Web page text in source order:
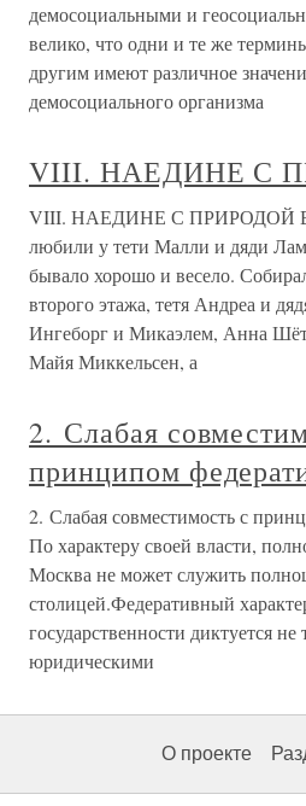
демосоциальными и
велико, что одни и те же
другим имеют различное
демосоциального организма
VIII. НАЕДИНЕ С
VIII. НАЕДИНЕ С ПРИРОДОЙ
любили у тети Малли и дяди
бывало хорошо и весело.
второго этажа, тетя Андреа и
Ингеборг и Микаэлем, Анна
Майя Миккельсен, а
2. Слабая
принципом
2. Слабая совместимость с
По характеру своей власти,
Москва не может служить
столицей.Федеративный
государственности диктуется
юридическими
О проекте